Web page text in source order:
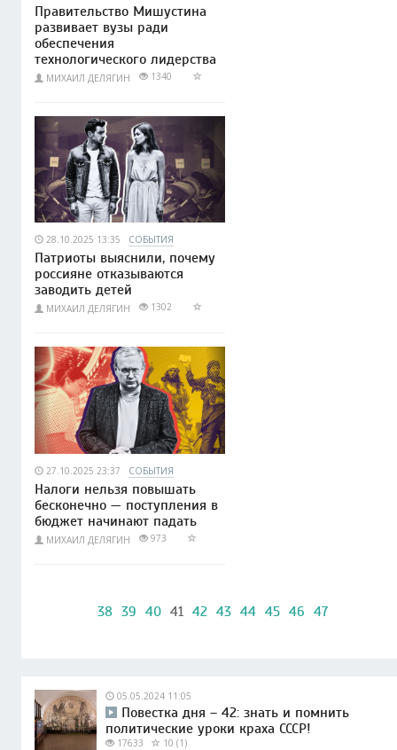
Правительство Мишустина
развивает вузы ради
обеспечения
технологического лидерства
МИХАИЛ ДЕЛЯГИН 1340
28.10.2025 13:35 СОБЫТИЯ
Патриоты выяснили, почему
россияне отказываются
заводить детей
МИХАИЛ ДЕЛЯГИН 1302
27.10.2025 23:37 СОБЫТИЯ
Налоги нельзя повышать
бесконечно — поступления в
бюджет начинают падать
МИХАИЛ ДЕЛЯГИН 973
38 39 40 41 42 43 44 45 46 47
05.05.2024 11:05
Повестка дня – 42: знать и помнить
политические уроки краха СССР!
17633 10 (1)